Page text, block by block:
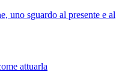
uno sguardo al presente e al
attuarla